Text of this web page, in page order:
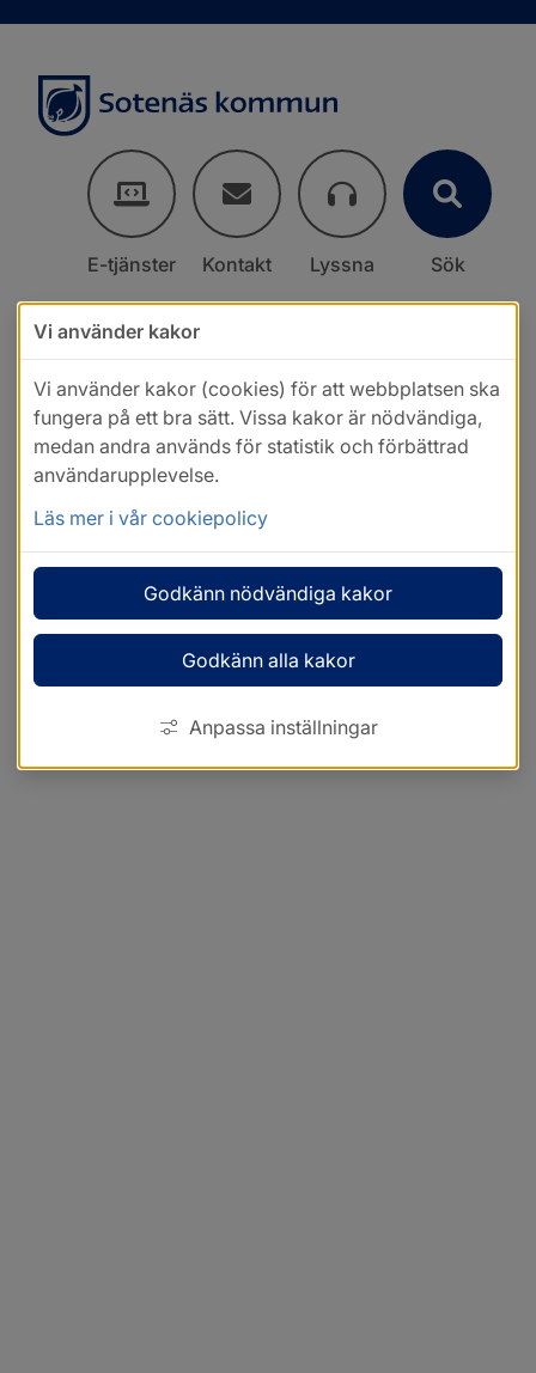
E-tjänster Kontakt Lyssna Sök
Vi använder kakor
Vi använder kakor (cookies) för att webbplatsen ska
fungera på ett bra sätt. Vissa kakor är nödvändiga,
medan andra används för statistik och förbättrad
användarupplevelse.
Läs mer i vår cookiepolicy
Godkänn nödvändiga kakor
Godkänn alla kakor
Anpassa inställningar